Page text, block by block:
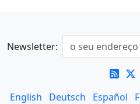
Newsletter:
English Deutsch Español